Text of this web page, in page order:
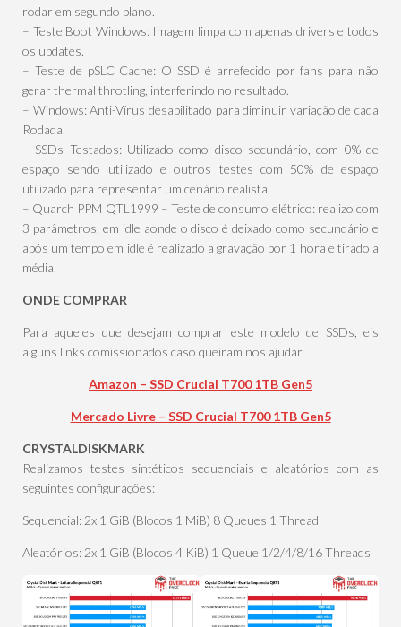
rodar em segundo plano.
– Teste Boot Windows: Imagem limpa com apenas drivers e todos
os updates.
– Teste de pSLC Cache: O SSD é arrefecido por fans para não
gerar thermal throtling, interferindo no resultado.
– Windows: Anti-Vírus desabilitado para diminuir variação de cada
Rodada.
– SSDs Testados: Utilizado como disco secundário, com 0% de
espaço sendo utilizado e outros testes com 50% de espaço
utilizado para representar um cenário realista.
– Quarch PPM QTL1999 – Teste de consumo elétrico: realizo com
3 parâmetros, em idle aonde o disco é deixado como secundário e
após um tempo em idle é realizado a gravação por 1 hora e tirado a
média.
ONDE COMPRAR
Para aqueles que desejam comprar este modelo de SSDs, eis
alguns links comissionados caso queiram nos ajudar.
Amazon – SSD Crucial T700 1TB Gen5
Mercado Livre – SSD Crucial T700 1TB Gen5
CRYSTALDISKMARK
Realizamos testes sintéticos sequenciais e aleatórios com as
seguintes configurações:
Sequencial: 2x 1 GiB (Blocos 1 MiB) 8 Queues 1 Thread
Aleatórios: 2x 1 GiB (Blocos 4 KiB) 1 Queue 1/2/4/8/16 Threads